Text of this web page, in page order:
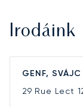
Irodáink
GENF, SVÁJC
29 Rue Lect